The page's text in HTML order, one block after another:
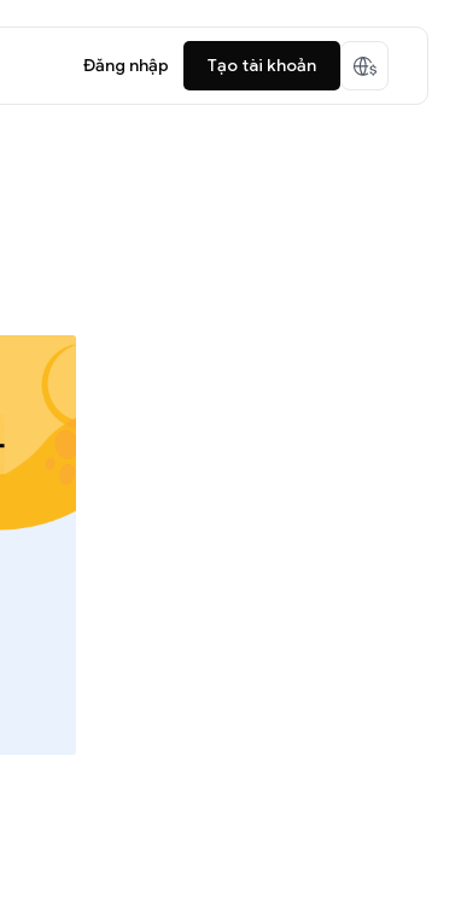
Đăng nhập Tạo tài khoản